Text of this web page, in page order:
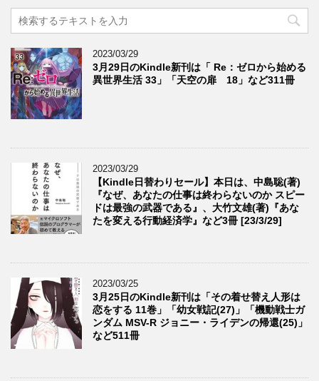
2023/03/29
3月29日のKindle新刊は「 Re：ゼロから始める
異世界生活 33」「天空の扉 18」など311冊
2023/03/29
【Kindle日替わりセール】本日は、中島聡(著)
『なぜ、あなたの仕事は終わらないのか スピー
ドは最強の武器である』、大竹文雄(著)『あな
たを変える行動経済学』など3冊 [23/3/29]
2023/03/25
3月25日のKindle新刊は「その着せ替え人形は
恋をする 11巻」「幼女戦記(27)」「機動戦士ガ
ンダム MSV-R ジョニー・ライデンの帰還(25)」
など511冊